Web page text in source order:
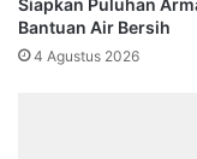
Siapkan Puluhan
Bantuan Air Bersih
4 Agustus 2026